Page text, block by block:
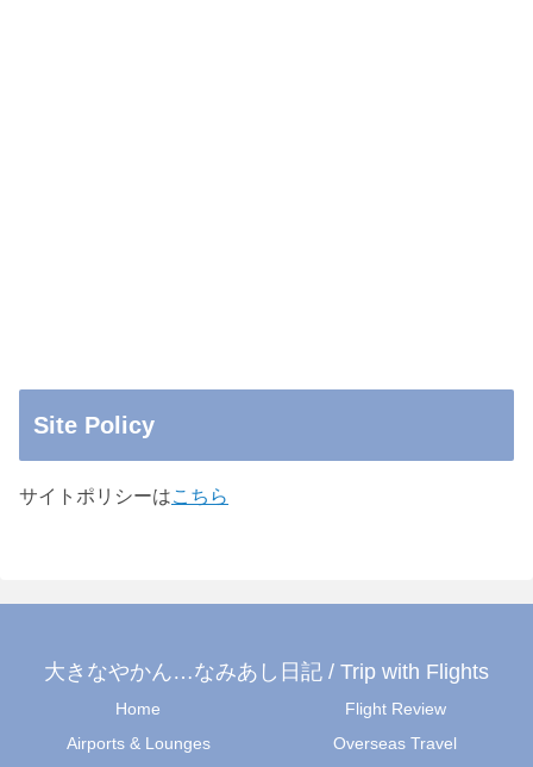
Site Policy
サイトポリシーはこちら
大きなやかん…なみあし日記 / Trip with Flights
Home
Flight Review
Airports & Lounges
Overseas Travel